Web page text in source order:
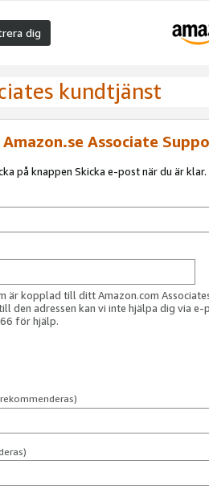
dig
kundtjänst
Associate
på knappen Skicka e-post när du är klar.
är kopplad till ditt Amazon.com
den adressen kan vi inte hjälpa dig via e-
för hjälp.